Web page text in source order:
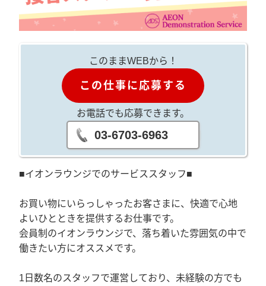
このままWEBから！
この仕事に応募する
お電話でも応募できます。
03-6703-6963
■イオンラウンジでのサービススタッフ■
お買い物にいらっしゃったお客さまに、快適で心地
よいひとときを提供するお仕事です。
会員制のイオンラウンジで、落ち着いた雰囲気の中で
働きたい方にオススメです。
1日数名のスタッフで運営しており、未経験の方でも